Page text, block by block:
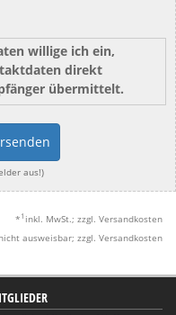
willige ich ein,
direkt
übermittelt.
aus!)
* 1 inkl. MwSt.; zzgl. Versandkosten
ausweisbar; zzgl. Versandkosten